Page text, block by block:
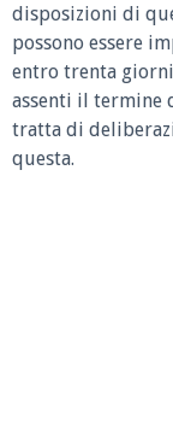
disposizioni di
possono essere
entro trenta
assenti il termine
tratta di
questa.